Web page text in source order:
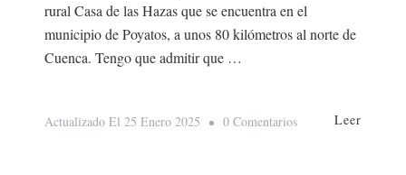
rural Casa de las Hazas que se encuentra en el
municipio de Poyatos, a unos 80 kilómetros al norte de
Cuenca. Tengo que admitir que …
Actualizado El 25 Enero 2025 0 ComentariosEn
Leer